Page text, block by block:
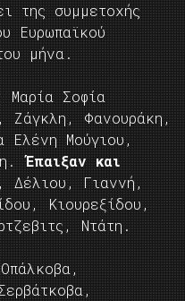
της συμμετοχής
Ευρωπαϊκού
μήνα.
Μαρία Σοφία
Ζάγκλη, Φανουράκη,
Ελένη Μούγιου,
Έπαιξαν και
Δέλιου, Γιαννή,
Κιουρεξίδου,
Ντάτη.
Οπάλκοβα,